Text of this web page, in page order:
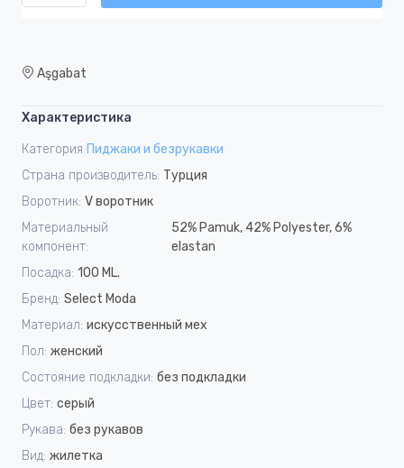
Aşgabat
Характеристика
Категория Пиджаки и безрукавки
Страна производитель: Турция
Воротник: V воротник
Материальный
компонент:
52% Pamuk, 42% Polyester, 6%
elastan
Посадка: 100 ML.
Бренд: Select Moda
Материал: искусственный мех
Пол: женский
Состояние подкладки: без подкладки
Цвет: серый
Рукава: без рукавов
Вид: жилетка